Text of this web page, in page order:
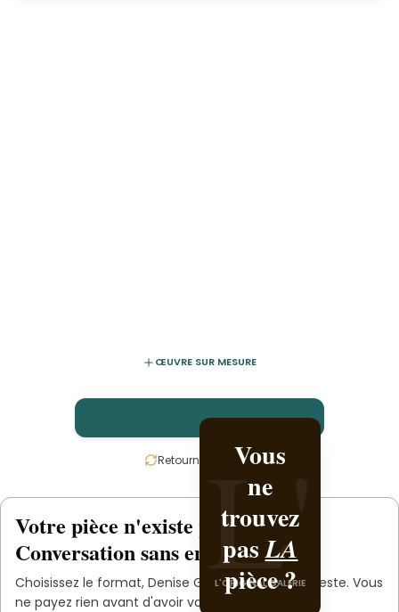
ŒUVRE SUR MESURE
L'
Vous
ne
trouvez
pasLA
pièce ?
L'ORIGINAL GALERIE
L'
Créez-
la avec
Denise
Girard
.
L'ORIGINAL PIECE OF
YOU
Retournez la carte
Votre pièce n'existe pasencore.
Conversation sans engagement.
Choisissez le format, Denise Girards'occupe du reste. Vous
ne payez rien avant d'avoir validé le devis.